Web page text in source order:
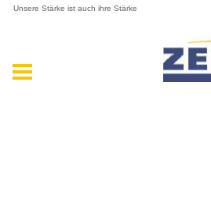
Unsere Stärke ist auch ihre Stärke